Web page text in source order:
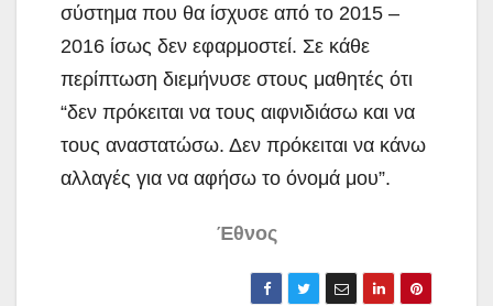
σύστημα που θα ίσχυσε από το 2015 –
2016 ίσως δεν εφαρμοστεί. Σε κάθε
περίπτωση διεμήνυσε στους μαθητές ότι
“δεν πρόκειται να τους αιφνιδιάσω και να
τους αναστατώσω. Δεν πρόκειται να κάνω
αλλαγές για να αφήσω το όνομά μου”.
Έθνος